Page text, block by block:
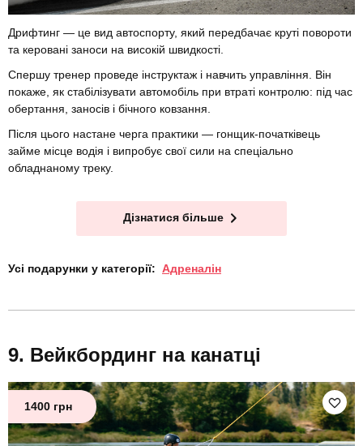
Дрифтинг — це вид автоспорту, який передбачає круті повороти
та керовані заноси на високій швидкості.
Спершу тренер проведе інструктаж і навчить управління. Він
покаже, як стабілізувати автомобіль при втраті контролю: під час
обертання, заносів і бічного ковзання.
Після цього настане черга практики — гонщик-початківець
займе місце водія і випробує свої сили на спеціально
обладнаному треку.
Дізнатися більше
Усі подарунки у категорії: Адреналін
Вейкбординг на канатці
1400 грн